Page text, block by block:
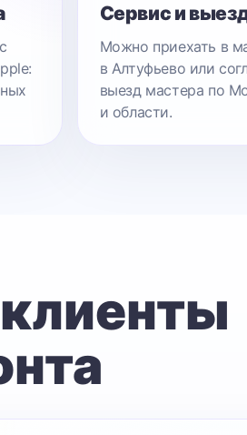
Сервис и
Можно приехать в
в Алтуфьево или
выезд мастера по
и области.